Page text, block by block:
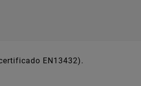
EN13432).